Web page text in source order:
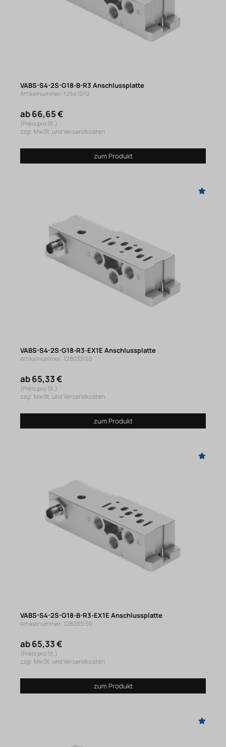
VABS-S4-2S-G18-B-R3 Anschlussplatte
Artikelnummer: 12541070
ab 66,65 €
(Preis pro St.)
zzgl. MwSt. und Versandkosten
zum Produkt
VABS-S4-2S-G18-R3-EX1E Anschlussplatte
Artikelnummer: 128033155
ab 65,33 €
(Preis pro St.)
zzgl. MwSt. und Versandkosten
zum Produkt
VABS-S4-2S-G18-B-R3-EX1E Anschlussplatte
Artikelnummer: 128033156
ab 65,33 €
(Preis pro St.)
zzgl. MwSt. und Versandkosten
zum Produkt